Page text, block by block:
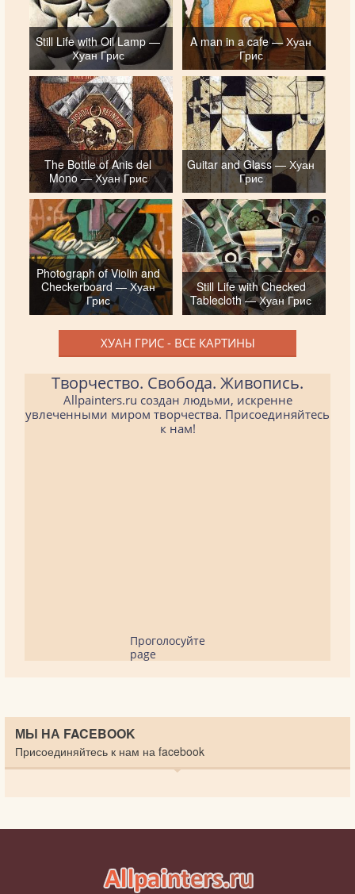
Still Life with Oil Lamp —
Хуан Грис
A man in a cafe — Хуан
Грис
The Bottle of Anis del
Mono — Хуан Грис
Guitar and Glass — Хуан
Грис
Photograph of Violin and
Checkerboard — Хуан
Грис
Still Life with Checked
Tablecloth — Хуан Грис
ХУАН ГРИС - ВСЕ КАРТИНЫ
Творчество. Свобода. Живопись.
Allpainters.ru создан людьми, искренне
увлеченными миром творчества. Присоединяйтесь
к нам!
Проголосуйте
page
МЫ НА FACEBOOK
Присоединяйтесь к нам на facebook